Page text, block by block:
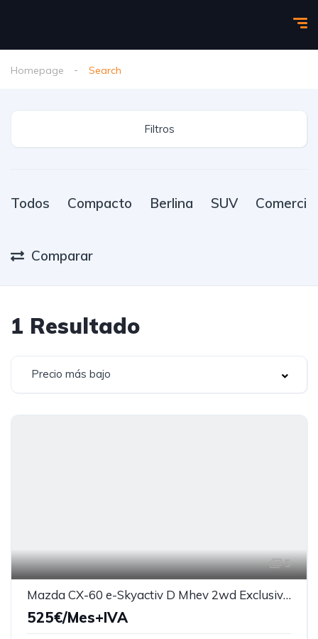
Homepage Search
Filtros
Todos Compacto Berlina SUV Comercial
Comparar
1 Resultado
Precio más bajo
5
Mazda CX-60 e-Skyactiv D Mhev 2wd Exclusive-Line
525€/Mes+IVA